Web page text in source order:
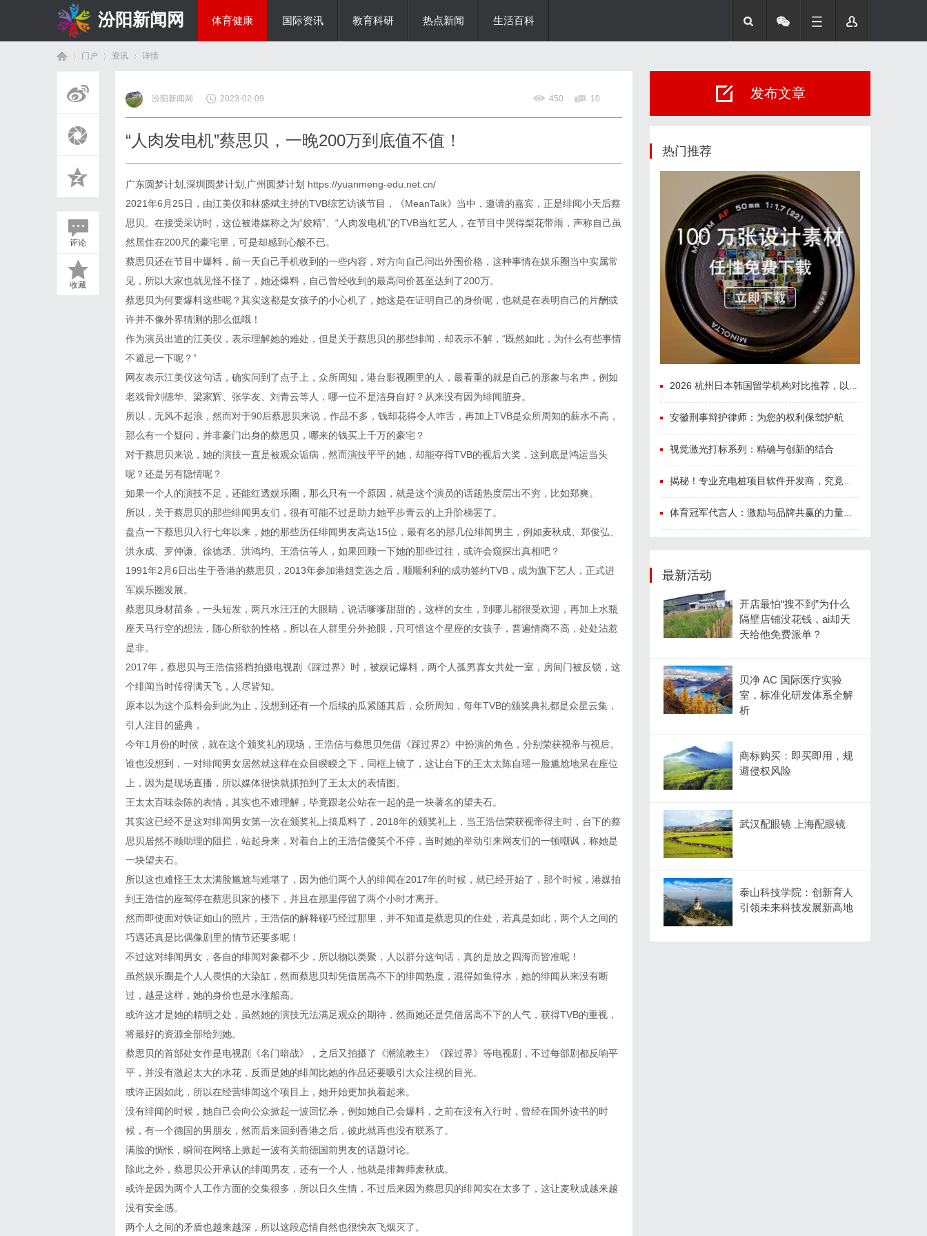
汾阳新闻网 体育健康 国际资讯 教育科研 热点新闻 生活百科
门户 资讯
›
详情
评论
收藏
汾阳新闻网 2023-02-09 450 10
“人肉发电机”蔡思贝，一晚200万到底值不值！
广东圆梦计划,深圳圆梦计划,广州圆梦计划 https://yuanmeng-edu.net.cn/
2021年6月25日，由江美仪和林盛斌主持的TVB综艺访谈节目，《MeanTalk》当中，邀请的嘉宾，正是绯闻小天后蔡
思贝。在接受采访时，这位被港媒称之为“姣精”、“人肉发电机”的TVB当红艺人，在节目中哭得梨花带雨，声称自己虽
然居住在200尺的豪宅里，可是却感到心酸不已。
蔡思贝还在节目中爆料，前一天自己手机收到的一些内容，对方向自己问出外围价格，这种事情在娱乐圈当中实属常
见，所以大家也就见怪不怪了，她还爆料，自己曾经收到的最高问价甚至达到了200万。
蔡思贝为何要爆料这些呢？其实这都是女孩子的小心机了，她这是在证明自己的身价呢，也就是在表明自己的片酬或
许并不像外界猜测的那么低哦！
作为演员出道的江美仪，表示理解她的难处，但是关于蔡思贝的那些绯闻，却表示不解，“既然如此，为什么有些事情
不避忌一下呢？”
网友表示江美仪这句话，确实问到了点子上，众所周知，港台影视圈里的人，最看重的就是自己的形象与名声，例如
老戏骨刘德华、梁家辉、张学友、刘青云等人，哪一位不是洁身自好？从来没有因为绯闻脏身。
所以，无风不起浪，然而对于90后蔡思贝来说，作品不多，钱却花得令人咋舌，再加上TVB是众所周知的薪水不高，
那么有一个疑问，并非豪门出身的蔡思贝，哪来的钱买上千万的豪宅？
对于蔡思贝来说，她的演技一直是被观众诟病，然而演技平平的她，却能夺得TVB的视后大奖，这到底是鸿运当头
呢？还是另有隐情呢？
如果一个人的演技不足，还能红透娱乐圈，那么只有一个原因，就是这个演员的话题热度层出不穷，比如郑爽。
所以，关于蔡思贝的那些绯闻男友们，很有可能不过是助力她平步青云的上升阶梯罢了。
盘点一下蔡思贝入行七年以来，她的那些历任绯闻男友高达15位，最有名的那几位绯闻男主，例如麦秋成、郑俊弘、
洪永成、罗仲谦、徐德丞、洪鸿均、王浩信等人，如果回顾一下她的那些过往，或许会窥探出真相吧？
1991年2月6日出生于香港的蔡思贝，2013年参加港姐竞选之后，顺顺利利的成功签约TVB，成为旗下艺人，正式进
军娱乐圈发展。
蔡思贝身材苗条，一头短发，两只水汪汪的大眼睛，说话嗲嗲甜甜的，这样的女生，到哪儿都很受欢迎，再加上水瓶
座天马行空的想法，随心所欲的性格，所以在人群里分外抢眼，只可惜这个星座的女孩子，普遍情商不高，处处沾惹
是非。
2017年，蔡思贝与王浩信搭档拍摄电视剧《踩过界》时，被娱记爆料，两个人孤男寡女共处一室，房间门被反锁，这
个绯闻当时传得满天飞，人尽皆知。
原本以为这个瓜料会到此为止，没想到还有一个后续的瓜紧随其后，众所周知，每年TVB的颁奖典礼都是众星云集，
引人注目的盛典，
今年1月份的时候，就在这个颁奖礼的现场，王浩信与蔡思贝凭借《踩过界2》中扮演的角色，分别荣获视帝与视后。
谁也没想到，一对绯闻男女居然就这样在众目睽睽之下，同框上镜了，这让台下的王太太陈自瑶一脸尴尬地呆在座位
上，因为是现场直播，所以媒体很快就抓拍到了王太太的表情图。
王太太百味杂陈的表情，其实也不难理解，毕竟跟老公站在一起的是一块著名的望夫石。
其实这已经不是这对绯闻男女第一次在颁奖礼上搞瓜料了，2018年的颁奖礼上，当王浩信荣获视帝得主时，台下的蔡
思贝居然不顾助理的阻拦，站起身来，对着台上的王浩信傻笑个不停，当时她的举动引来网友们的一顿嘲讽，称她是
一块望夫石。
所以这也难怪王太太满脸尴尬与难堪了，因为他们两个人的绯闻在2017年的时候，就已经开始了，那个时候，港媒拍
到王浩信的座驾停在蔡思贝家的楼下，并且在那里停留了两个小时才离开。
然而即使面对铁证如山的照片，王浩信的解释碰巧经过那里，并不知道是蔡思贝的住处，若真是如此，两个人之间的
巧遇还真是比偶像剧里的情节还要多呢！
不过这对绯闻男女，各自的绯闻对象都不少，所以物以类聚，人以群分这句话，真的是放之四海而皆准呢！
虽然娱乐圈是个人人畏惧的大染缸，然而蔡思贝却凭借居高不下的绯闻热度，混得如鱼得水，她的绯闻从来没有断
过，越是这样，她的身价也是水涨船高。
或许这才是她的精明之处，虽然她的演技无法满足观众的期待，然而她还是凭借居高不下的人气，获得TVB的重视，
将最好的资源全部给到她。
蔡思贝的首部处女作是电视剧《名门暗战》，之后又拍摄了《潮流教主》《踩过界》等电视剧，不过每部剧都反响平
平，并没有激起太大的水花，反而是她的绯闻比她的作品还要吸引大众注视的目光。
或许正因如此，所以在经营绯闻这个项目上，她开始更加执着起来。
没有绯闻的时候，她自己会向公众掀起一波回忆杀，例如她自己会爆料，之前在没有入行时，曾经在国外读书的时
候，有一个德国的男朋友，然而后来回到香港之后，彼此就再也没有联系了。
满脸的惆怅，瞬间在网络上掀起一波有关前德国前男友的话题讨论。
除此之外，蔡思贝公开承认的绯闻男友，还有一个人，他就是排舞师麦秋成。
或许是因为两个人工作方面的交集很多，所以日久生情，不过后来因为蔡思贝的绯闻实在太多了，这让麦秋成越来越
没有安全感。
两个人之间的矛盾也越来越深，所以这段恋情自然也很快灰飞烟灭了。
发布文章
热门推荐
2026 杭州日本韩国留学机构对比推荐，以及收费标准
安徽刑事辩护律师：为您的权利保驾护航
视觉激光打标系列：精确与创新的结合
揭秘！专业充电桩项目软件开发商，究竟藏着哪些行业秘诀？
体育冠军代言人：激励与品牌共赢的力量剖析
最新活动
开店最怕“搜不到”为什么
隔壁店铺没花钱，ai却天
天给他免费派单？
贝净 AC 国际医疗实验
室，标准化研发体系全解
析
商标购买：即买即用，规
避侵权风险
武汉配眼镜 上海配眼镜
泰山科技学院：创新育人
引领未来科技发展新高地